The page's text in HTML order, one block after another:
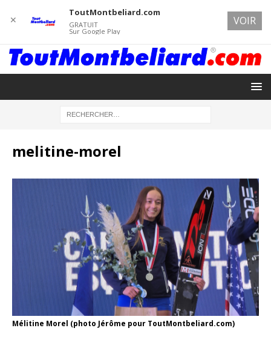
melitine-morel
Mélitine Morel (photo Jérôme pour ToutMontbeliard.com)
✕
ToutMontbeliard.com
GRATUIT
Sur Google Play
VOIR